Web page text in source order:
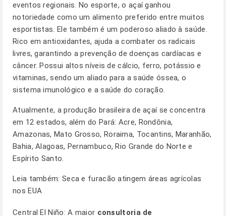
eventos regionais. No esporte, o açaí ganhou
notoriedade como um alimento preferido entre muitos
esportistas. Ele também é um poderoso aliado à saúde.
Rico em antioxidantes, ajuda a combater os radicais
livres, garantindo a prevenção de doenças cardíacas e
câncer. Possui altos níveis de cálcio, ferro, potássio e
vitaminas, sendo um aliado para a saúde óssea, o
sistema imunológico e a saúde do coração.
Atualmente, a produção brasileira de açaí se concentra
em 12 estados, além do Pará: Acre, Rondônia,
Amazonas, Mato Grosso, Roraima, Tocantins, Maranhão,
Bahia, Alagoas, Pernambuco, Rio Grande do Norte e
Espírito Santo.
Leia também: Seca e furacão atingem áreas agrícolas
nos EUA
Central El Niño: A maior consultoria de